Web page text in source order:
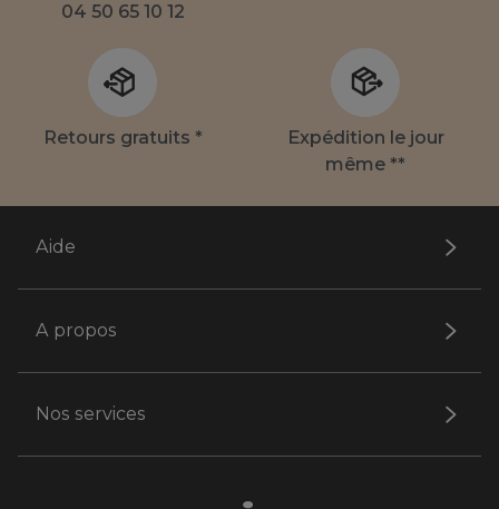
04 50 65 10 12
Retours gratuits *
Expédition le jour
même **
Aide
A propos
Nos services